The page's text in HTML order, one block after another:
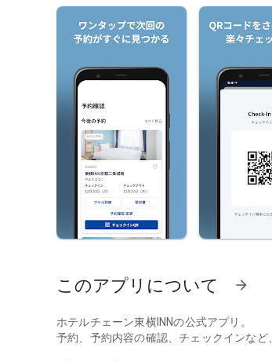
このアプリについて arrow_forward
ホテルチェーン東横INNの公式アプリ。
予約、予約内容の確認、チェックインな